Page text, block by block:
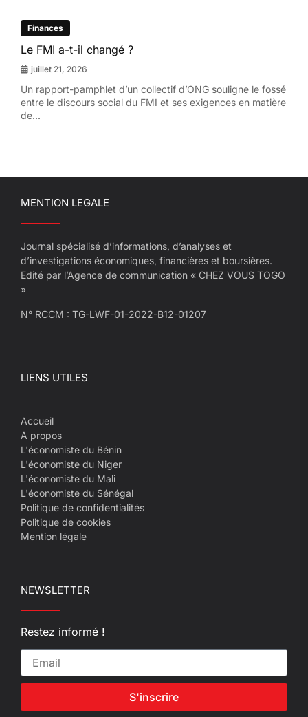
Finances
Le FMI a-t-il changé ?
juillet 21, 2026
Un rapport-pamphlet d’un collectif d’ONG souligne le fossé
entre le discours social du FMI et ses exigences en matière
de...
MENTION LEGALE
Journal spécialisé d’informations, d’analyses et
d’investigations économiques, financières et boursières.
Edité par l’Agence de communication « CHEZ VOUS TOGO
»
N° RCCM : TG-LWF-01-2022-B12-01207
LIENS UTILES
Accueil
A propos
L'économiste du Bénin
L'économiste du Niger
L'économiste du Mali
L'économiste du Sénégal
Politique de confidentialités
Politique de cookies
Mention légale
NEWSLETTER
Restez informé !
S'inscrire